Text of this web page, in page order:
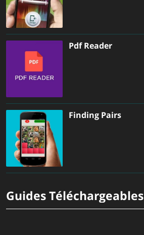
Pdf Reader
Finding Pairs
Guides Téléchargeables